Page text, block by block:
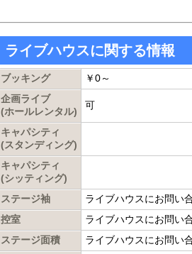
ライブハウスに関する情報
ブッキング
￥0～
企画ライブ
(ホールレンタル)
可
キャパシティ
(スタンディング)
キャパシティ
(シッティング)
ステージ袖
ライブハウスにお問い
控室
ライブハウスにお問い
ステージ面積
ライブハウスにお問い